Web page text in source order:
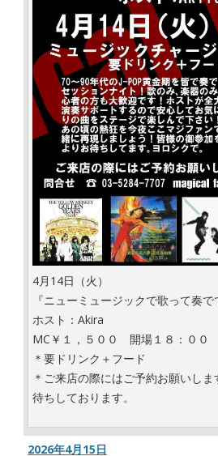
4月14日（火）
『ニューミュージックで歌って奏で
ホスト：Akira
MC￥１，５００ 開場１８：００
＊要ドリンク＋フード
＊ご来店の際にはご予約お願いし
待ちしております。
2026年4月15日